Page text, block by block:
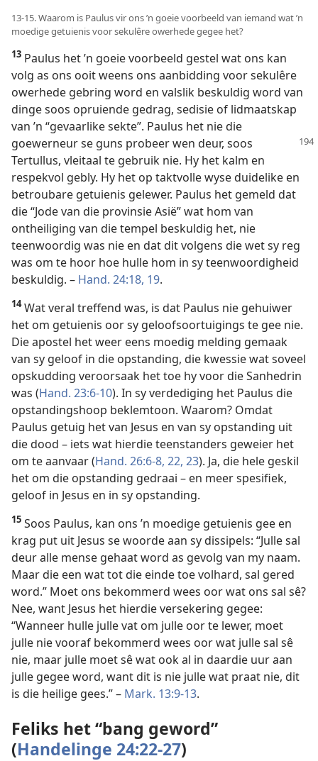
13-15. Waarom is Paulus vir ons ’n goeie voorbeeld van iemand wat ’n
moedige getuienis voor sekulêre owerhede gegee het?
13 Paulus het ’n goeie voorbeeld gestel wat ons kan
volg as ons ooit weens ons aanbidding voor sekulêre
owerhede gebring word en valslik beskuldig word van
dinge soos opruiende gedrag, sedisie of lidmaatskap
van ’n “gevaarlike sekte”. Paulus het nie die
goewerneur se guns probeer wen deur, soos
Tertullus, vleitaal te gebruik nie. Hy het kalm en
respekvol gebly. Hy het op taktvolle wyse duidelike en
betroubare getuienis gelewer. Paulus het gemeld dat
die “Jode van die provinsie Asië” wat hom van
ontheiliging van die tempel beskuldig het, nie
teenwoordig was nie en dat dit volgens die wet sy reg
was om te hoor hoe hulle hom in sy teenwoordigheid
beskuldig. – Hand. 24:18, 19.
14Wat veral treffend was, is dat Paulus nie gehuiwer
het om getuienis oor sy geloofsoortuigings te gee nie.
Die apostel het weer eens moedig melding gemaak
van sy geloof in die opstanding, die kwessie wat soveel
opskudding veroorsaak het toe hy voor die Sanhedrin
was (Hand. 23:6-10). In sy verdediging het Paulus die
opstandingshoop beklemtoon. Waarom? Omdat
Paulus getuig het van Jesus en van sy opstanding uit
die dood – iets wat hierdie teenstanders geweier het
om te aanvaar (Hand. 26:6-8, 22, 23). Ja, die hele geskil
het om die opstanding gedraai – en meer spesifiek,
geloof in Jesus en in sy opstanding.
15 Soos Paulus, kan ons ’n moedige getuienis gee en
krag put uit Jesus se woorde aan sy dissipels: “Julle sal
deur alle mense gehaat word as gevolg van my naam.
Maar die een wat tot die einde toe volhard, sal gered
word.” Moet ons bekommerd wees oor wat ons sal sê?
Nee, want Jesus het hierdie versekering gegee:
“Wanneer hulle julle vat om julle oor te lewer, moet
julle nie vooraf bekommerd wees oor wat julle sal sê
nie, maar julle moet sê wat ook al in daardie uur aan
julle gegee word, want dit is nie julle wat praat nie, dit
is die heilige gees.” – Mark. 13:9-13.
Feliks het “bang geword”
(Handelinge 24:22-27)